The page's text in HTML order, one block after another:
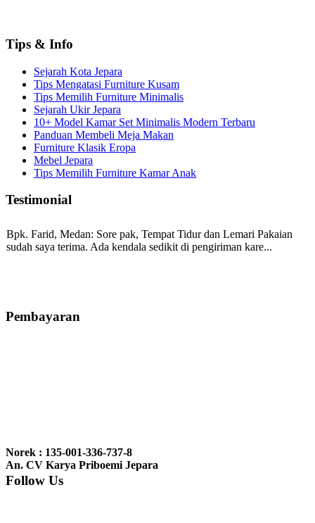
Tips & Info
Sejarah Kota Jepara
Tips Mengatasi Furniture Kusam
Tips Memilih Furniture Minimalis
Sejarah Ukir Jepara
10+ Model Kamar Set Minimalis Modern Terbaru
Panduan Membeli Meja Makan
Furniture Klasik Eropa
Mebel Jepara
Tips Memilih Furniture Kamar Anak
Testimonial
Bpk. Farid, Medan: Sore pak, Tempat Tidur dan Lemari Pakaian
sudah saya terima. Ada kendala sedikit di pengiriman kare...
bale2 dan kursi teras saya sudah saya terima dan p...
nyesel deh beli geby...
Pembayaran
Norek : 135-001-336-737-8
An. CV Karya Priboemi Jepara
Follow Us